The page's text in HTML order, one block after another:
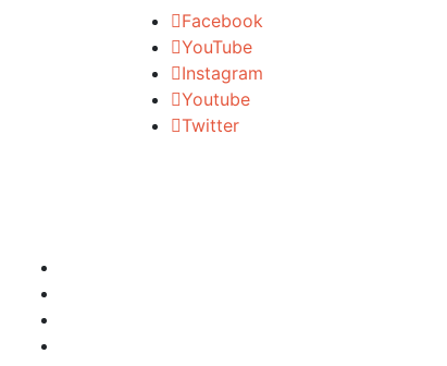
Facebook
YouTube
Instagram
Youtube
Twitter